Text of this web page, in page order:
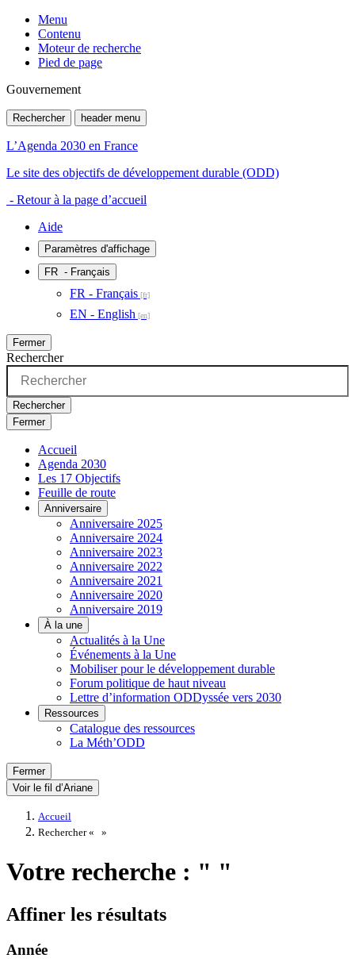
Menu
Contenu
Moteur de recherche
Pied de page
Gouvernement
Rechercher header menu
L’Agenda 2030 en France
Le site des objectifs de développement durable (ODD)
- Retour à la page d’accueil
Aide
Paramètres d'affichage
FR - Français
FR - Français
EN - English
Fermer
Rechercher
Rechercher
Fermer
Accueil
Agenda 2030
Les 17 Objectifs
Feuille de route
Anniversaire
Anniversaire 2025
Anniversaire 2024
Anniversaire 2023
Anniversaire 2022
Anniversaire 2021
Anniversaire 2020
Anniversaire 2019
À la une
Actualités à la Une
Événements à la Une
Mobiliser pour le développement durable
Forum politique de haut niveau
Lettre d’information ODDyssée vers 2030
Ressources
Catalogue des ressources
La Méth’ODD
Fermer
Voir le fil d’Ariane
Accueil
Rechercher «
»
Votre recherche : " "
Affiner les résultats
Année